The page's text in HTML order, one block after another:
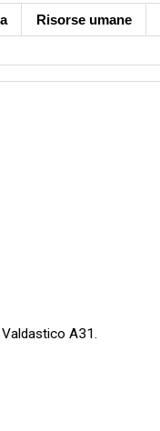
Risorse umane
A31.